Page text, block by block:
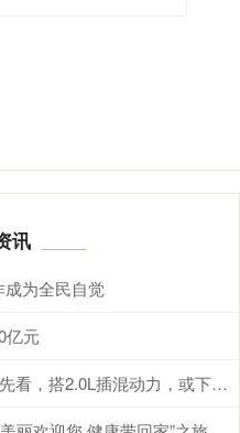
讯
成为全民自觉
亿元
牛跟投 内外升级!全新本田雅阁抢先看，搭2.0L插混动力，或下半年发布